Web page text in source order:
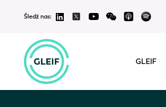
Śledź nas:
GLEIF